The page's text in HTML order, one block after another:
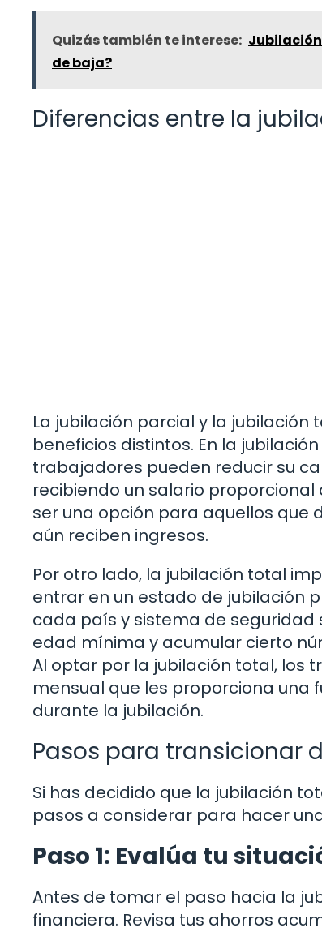
Quizás también te interese:
de baja?
Diferencias entre la
La jubilación parcial y la
beneficios distintos. En la
trabajadores pueden reducir su
recibiendo un salario
ser una opción para aquellos que
aún reciben ingresos.
Por otro lado, la jubilación total
entrar en un estado de jubilación
cada país y sistema de
edad mínima y acumular cierto
Al optar por la jubilación total, los
mensual que les proporciona una
durante la jubilación.
Pasos para transicionar
Si has decidido que la jubilación
pasos a considerar para hacer
Paso 1: Evalúa tu
Antes de tomar el paso hacia la
financiera. Revisa tus ahorros